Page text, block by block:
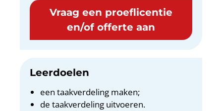
Vraag een proeflicentie
en/of offerte aan
Leerdoelen
een taakverdeling maken;
de taakverdeling uitvoeren.